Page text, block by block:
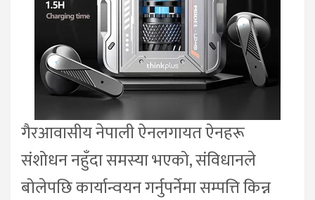
गैरआवासीय नेपाली ऐनलगायत ऐनहरू
संशोधन नहुँदा समस्या भएको, संविधानले
बोलेपछि कार्यान्वयन गर्नुपर्नेमा सम्पत्ति किन्न